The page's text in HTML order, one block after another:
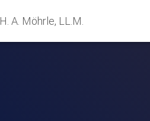
A. Möhrle, LL.M.